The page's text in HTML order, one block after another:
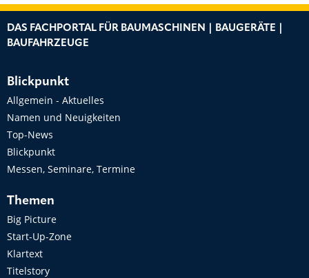
DAS FACHPORTAL FÜR BAUMASCHINEN | BAUGERÄTE |
BAUFAHRZEUGE
Blickpunkt
Allgemein - Aktuelles
Namen und Neuigkeiten
Top-News
Blickpunkt
Messen, Seminare, Termine
Themen
Big Picture
Start-Up-Zone
Klartext
Titelstory